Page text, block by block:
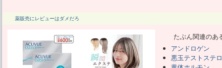
薬販売にレビューはダメだろ
たぶん関連のあ
アンドロゲン
悪玉テストステ